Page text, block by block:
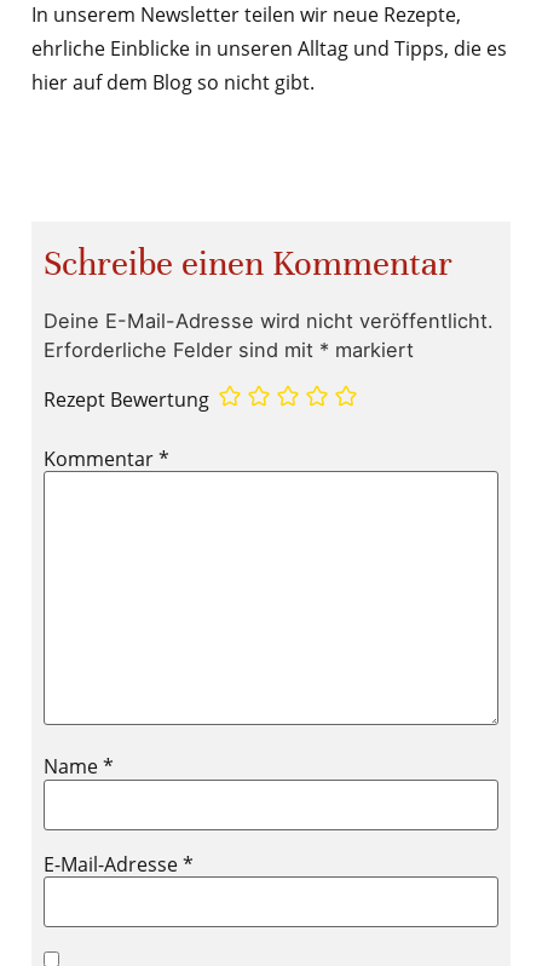
In unserem Newsletter teilen wir neue Rezepte,
ehrliche Einblicke in unseren Alltag und Tipps, die es
hier auf dem Blog so nicht gibt.
Schreibe einen Kommentar
Deine E-Mail-Adresse wird nicht veröffentlicht.
Erforderliche Felder sind mit * markiert
Rezept Bewertung
Kommentar*
Name*
E-Mail-Adresse*